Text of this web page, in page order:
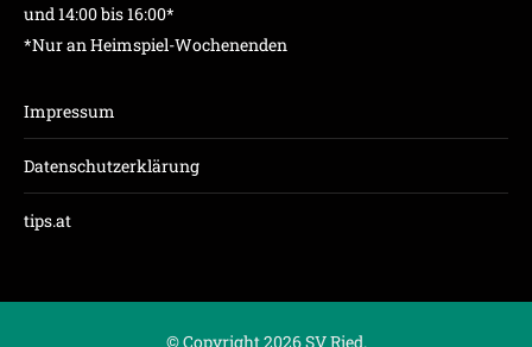
und 14:00 bis 16:00*
*Nur an Heimspiel-Wochenenden
Impressum
Datenschutzerklärung
tips.at
© Copyright 2026 SV Ried.